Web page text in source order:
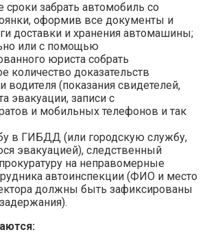
сроки забрать автомобиль со
оформив все документы и
доставки и хранения автомашины;
или с помощью
юриста собрать
количество доказательств
водителя (показания свидетелей,
эвакуации, записи с
и мобильных телефонов и так
в ГИБДД (или городскую службу,
эвакуацией), следственный
на неправомерные
автоинспекции (ФИО и место
должны быть зафиксированы